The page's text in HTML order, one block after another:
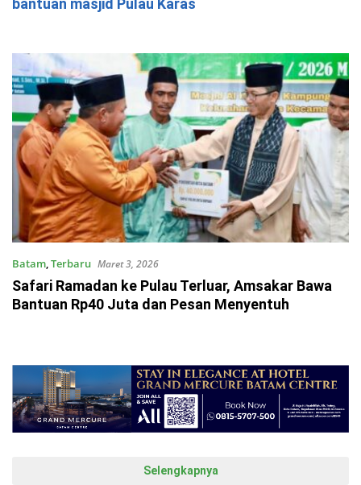
bantuan masjid Pulau Karas
Batam,Terbaru Maret 3, 2026
Safari Ramadan ke Pulau Terluar, Amsakar Bawa
Bantuan Rp40 Juta dan Pesan Menyentuh
Selengkapnya